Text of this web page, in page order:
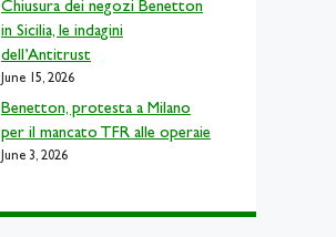
Chiusura dei negozi Benetton
in Sicilia, le indagini
dell’Antitrust
June 15, 2026
Benetton, protesta a Milano
per il mancato TFR alle operaie
June 3, 2026